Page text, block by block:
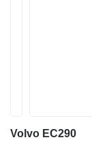
Volvo EC290